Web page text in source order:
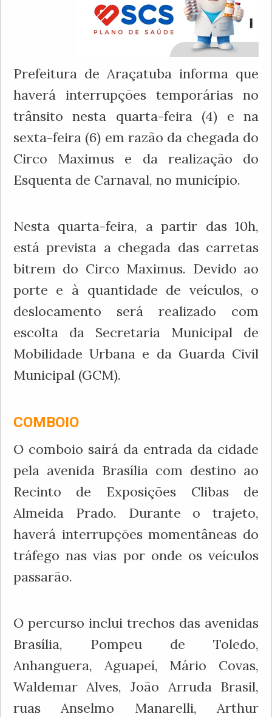
Prefeitura de Araçatuba informa que
haverá interrupções temporárias no
trânsito nesta quarta-feira (4) e na
sexta-feira (6) em razão da chegada do
Circo Maximus e da realização do
Esquenta de Carnaval, no município.
Nesta quarta-feira, a partir das 10h,
está prevista a chegada das carretas
bitrem do Circo Maximus. Devido ao
porte e à quantidade de veículos, o
deslocamento será realizado com
escolta da Secretaria Municipal de
Mobilidade Urbana e da Guarda Civil
Municipal (GCM).
COMBOIO
O comboio sairá da entrada da cidade
pela avenida Brasília com destino ao
Recinto de Exposições Clibas de
Almeida Prado. Durante o trajeto,
haverá interrupções momentâneas do
tráfego nas vias por onde os veículos
passarão.
O percurso inclui trechos das avenidas
Brasília, Pompeu de Toledo,
Anhanguera, Aguapeí, Mário Covas,
Waldemar Alves, João Arruda Brasil,
ruas Anselmo Manarelli, Arthur